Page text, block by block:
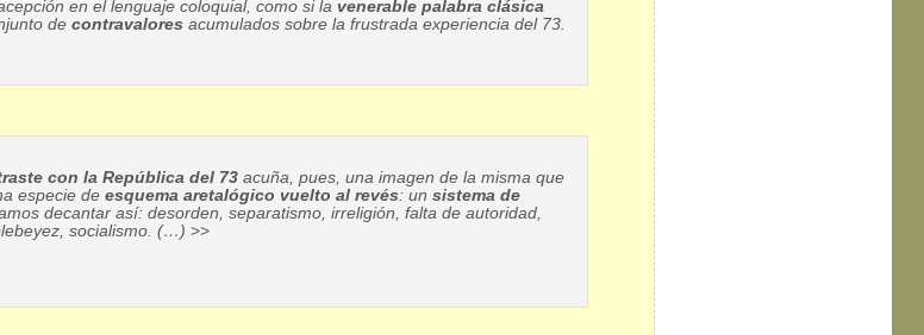
en el lenguaje coloquial, como si lavenerable palabra clásica
decontravaloresacumulados sobre la frustrada experiencia del 73.
con la República del 73 acuña, pues, una imagen de la misma que
especie deesquema aretalógico vuelto al revés: unsistema de
decantar así: desorden, separatismo, irreligión, falta de autoridad,
socialismo. (…) >>